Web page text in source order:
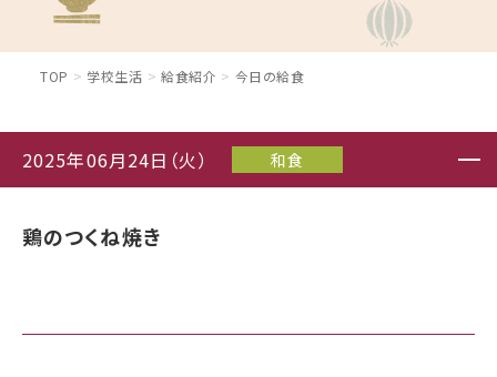
TOP 学校生活 給食紹介 今日の給食
2025年06月24日（火） 和食
鶏のつくね焼き